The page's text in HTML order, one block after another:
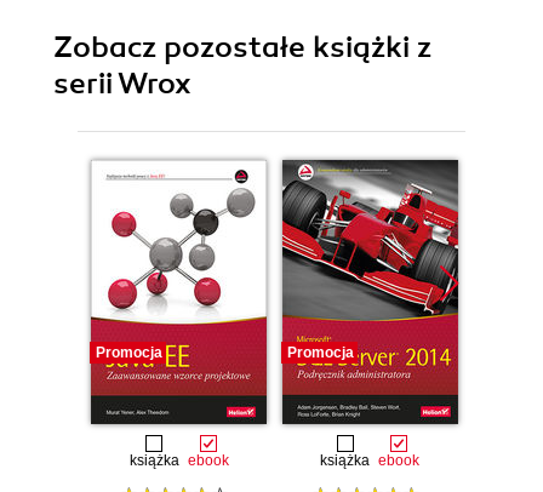
Zobacz pozostałe książki z
serii Wrox
Promocja
książka ebook
Promocja
książka ebook